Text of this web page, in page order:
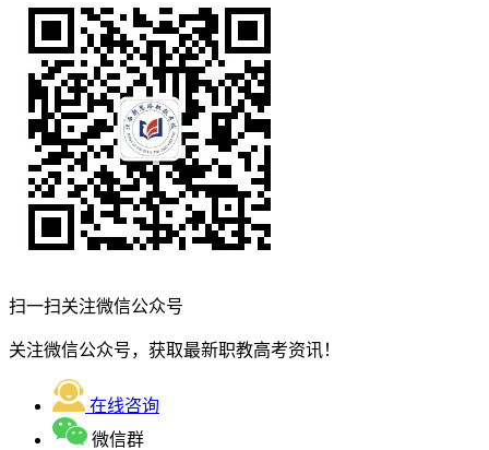
扫一扫关注微信公众号
关注微信公众号，获取最新职教高考资讯！
在线咨询
微信群